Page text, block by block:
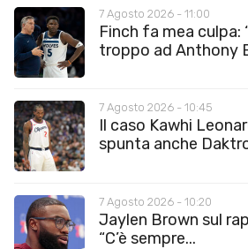
7 Agosto 2026 - 11:00
Finch fa mea culpa:
troppo ad Anthony
7 Agosto 2026 - 10:45
Il caso Kawhi
spunta anche
7 Agosto 2026 - 10:20
Jaylen Brown sul
“C’è sempre...